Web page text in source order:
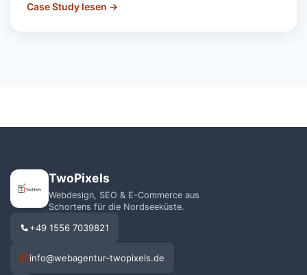
Case Study lesen →
TwoPixels
Webdesign, SEO & E-Commerce aus
Schortens für die Nordseeküste.
+49 1556 7039821
info@webagentur-twopixels.de